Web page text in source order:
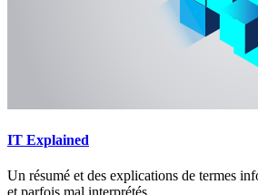
IT Explained
Un résumé et des explications de termes